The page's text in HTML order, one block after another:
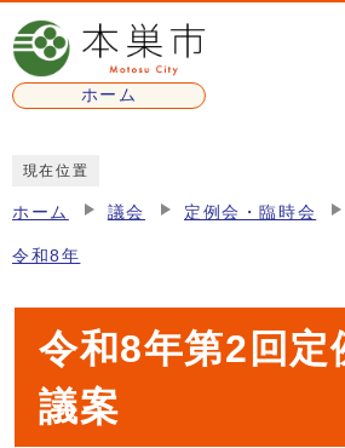
ページの先頭です
ホーム
現在位置
ホーム 議会 定例会・臨時会
令和8年
令和8年第2回定
議案